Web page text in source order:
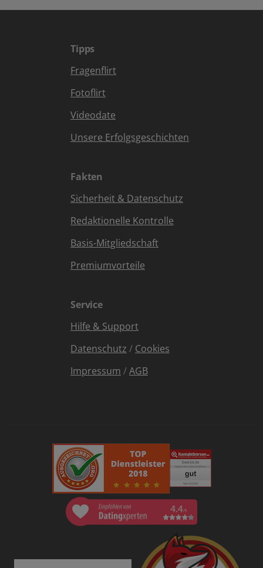
Tipps
Fragenflirt
Fotoflirt
Videodate
Unsere Erfolgsgeschichten
Fakten
Sicherheit & Datenschutz
Redaktionelle Kontrolle
Basis-Mitgliedschaft
Premiumvorteile
Service
Hilfe & Support
Datenschutz / Cookies
Impressum /AGB